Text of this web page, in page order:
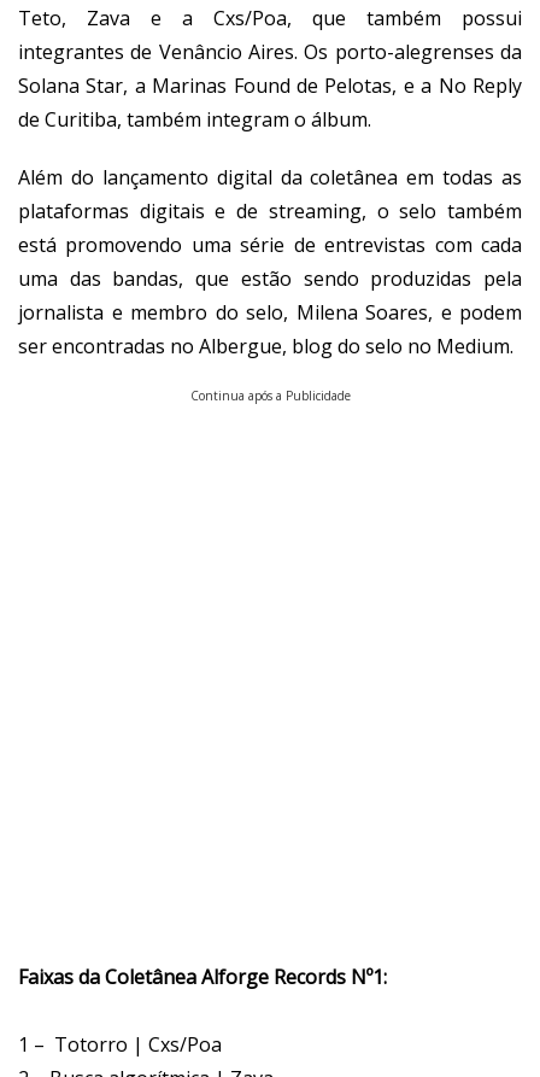
Teto, Zava e a Cxs/Poa, que também possui
integrantes de Venâncio Aires. Os porto-alegrenses da
Solana Star, a Marinas Found de Pelotas, e a No Reply
de Curitiba, também integram o álbum.
Além do lançamento digital da coletânea em todas as
plataformas digitais e de streaming, o selo também
está promovendo uma série de entrevistas com cada
uma das bandas, que estão sendo produzidas pela
jornalista e membro do selo, Milena Soares, e podem
ser encontradas no Albergue, blog do selo no Medium.
Continua após a Publicidade
Faixas da Coletânea Alforge Records Nº1:
1 – Totorro | Cxs/Poa